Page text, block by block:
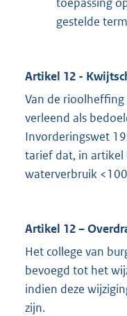
gestelde
Artikel 12 -
Van de
verleend als
Invorderingswet
tarief dat, in artikel
waterverbruik
Artikel 12 –
Het college van
bevoegd tot het
indien deze
zijn.